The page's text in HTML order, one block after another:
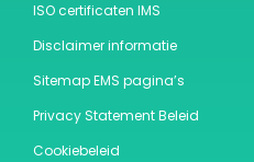
ISO certificaten IMS
Disclaimer informatie
Sitemap EMS pagina’s
Privacy Statement Beleid
Cookiebeleid